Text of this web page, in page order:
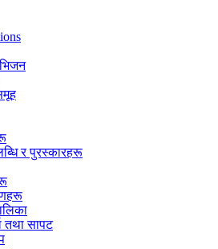
र पुरस्कारहरू
तथा सापट